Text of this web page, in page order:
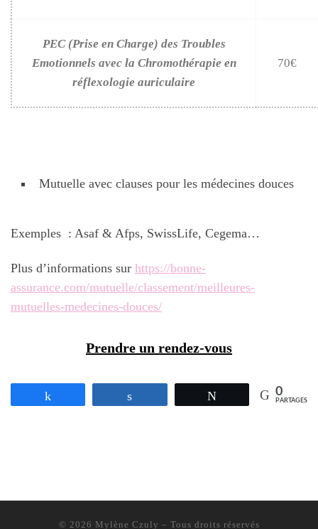
PEC (Prise en Charge) des Troubles
Emotionnels avec la Chromothérapie en
réflexologie auriculaire
70€
Mutuelle avec clauses pour les médecines douces
Exemples : Asaf & Afps, SwissLife, Cegema…
Plus d’informations sur https://bonne-
assurance.com/mutuelle/classement/meilleures-
mutuelles-medecines-douces/
Prendre un rendez-vous
Tweetez 0
PARTAGES
© 2026 Mylène Czuly – Tous droits réservés